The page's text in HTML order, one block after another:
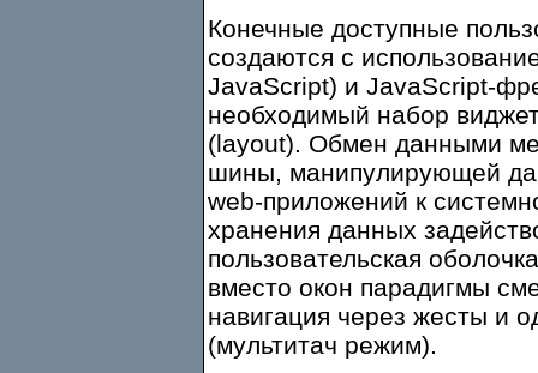
Конечные доступные
создаются с
JavaScript) и JavaScript-
необходимый набор
(layout). Обмен данными
шины, манипулирующей
web-приложений к
хранения данных
пользовательская
вместо окон парадигмы
навигация через жесты и
(мультитач режим).